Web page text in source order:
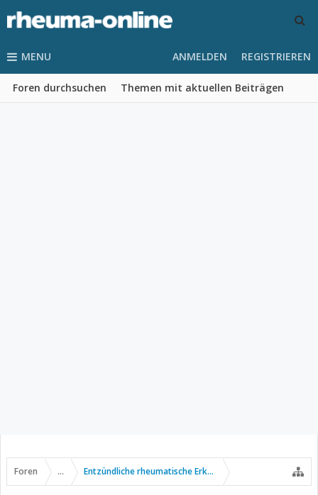
MENU
Foren durchsuchen Themen mit aktuellen Beiträgen
ANMELDEN REGISTRIEREN
Foren ... Entzündliche rheumatische Erkrankungen